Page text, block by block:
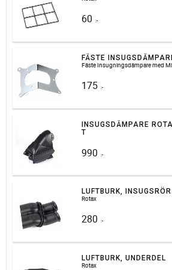
60 :-
FÄSTE
Fäste Insugningsdämpare med
175 :-
INSUGSDÄMPARE
T
990 :-
LUFTBURK, INSUGSRÖR
Rotax
280 :-
LUFTBURK, UNDERDEL
Rotax